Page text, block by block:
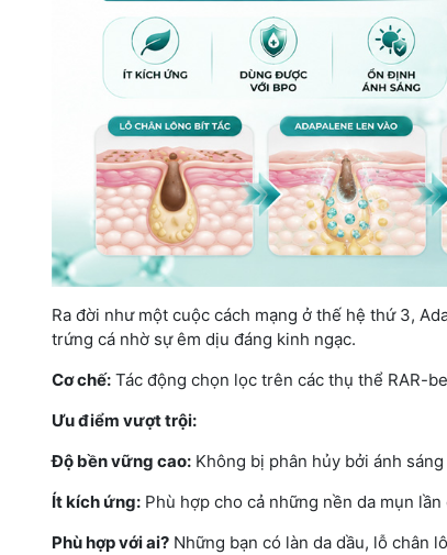
Ra đời như một cuộc cách mạng ở thế hệ thứ 3,
trứng cá nhờ sự êm dịu đáng kinh ngạc.
Cơ chế: Tác động chọn lọc trên các thụ thể RAR-
Ưu điểm vượt trội:
Độ bền vững cao: Không bị phân hủy bởi ánh
Ít kích ứng: Phù hợp cho cả những nền da mụn
Phù hợp với ai? Những bạn có làn da dầu, lỗ chân